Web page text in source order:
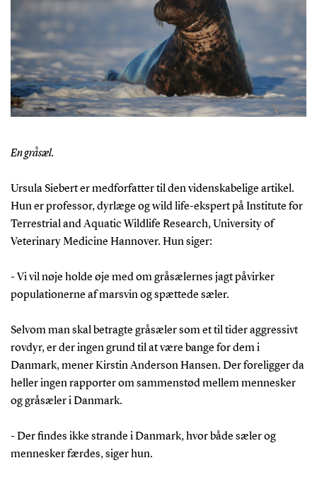
En gråsæl.
Ursula Siebert er medforfatter til den videnskabelige artikel.
Hun er professor, dyrlæge og wild life-ekspert på Institute for
Terrestrial and Aquatic Wildlife Research, University of
Veterinary Medicine Hannover. Hun siger:
- Vi vil nøje holde øje med om gråsælernes jagt påvirker
populationerne af marsvin og spættede sæler.
Selvom man skal betragte gråsæler som et til tider aggressivt
rovdyr, er der ingen grund til at være bange for dem i
Danmark, mener Kirstin Anderson Hansen. Der foreligger da
heller ingen rapporter om sammenstød mellem mennesker
og gråsæler i Danmark.
- Der findes ikke strande i Danmark, hvor både sæler og
mennesker færdes, siger hun.